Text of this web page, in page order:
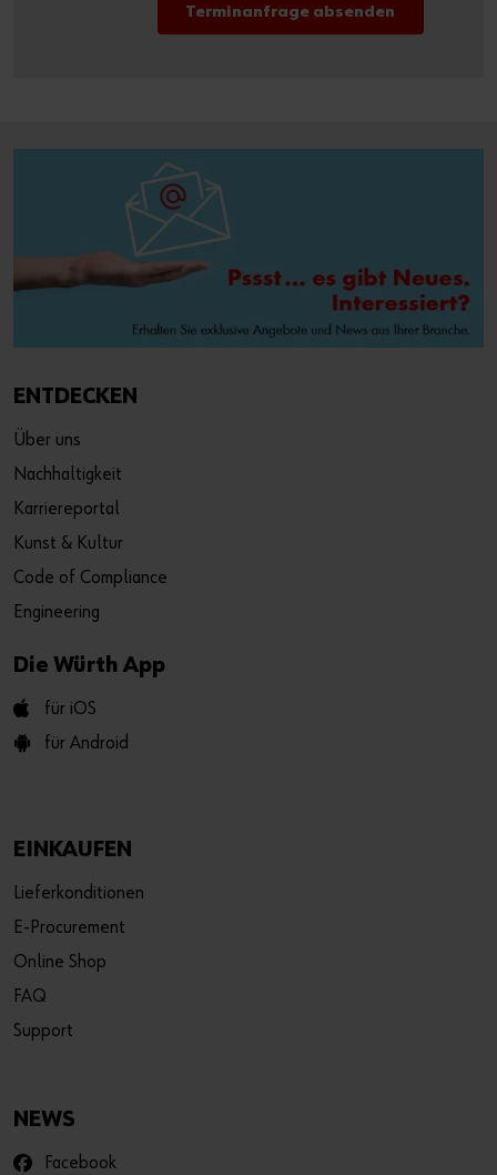
ENTDECKEN
Über uns
Nachhaltigkeit
Karriereportal
Kunst & Kultur
Code of Compliance
Engineering
Die Würth App
für iOS
für Android
EINKAUFEN
Lieferkonditionen
E-Procurement
Online Shop
FAQ
Support
NEWS
Facebook